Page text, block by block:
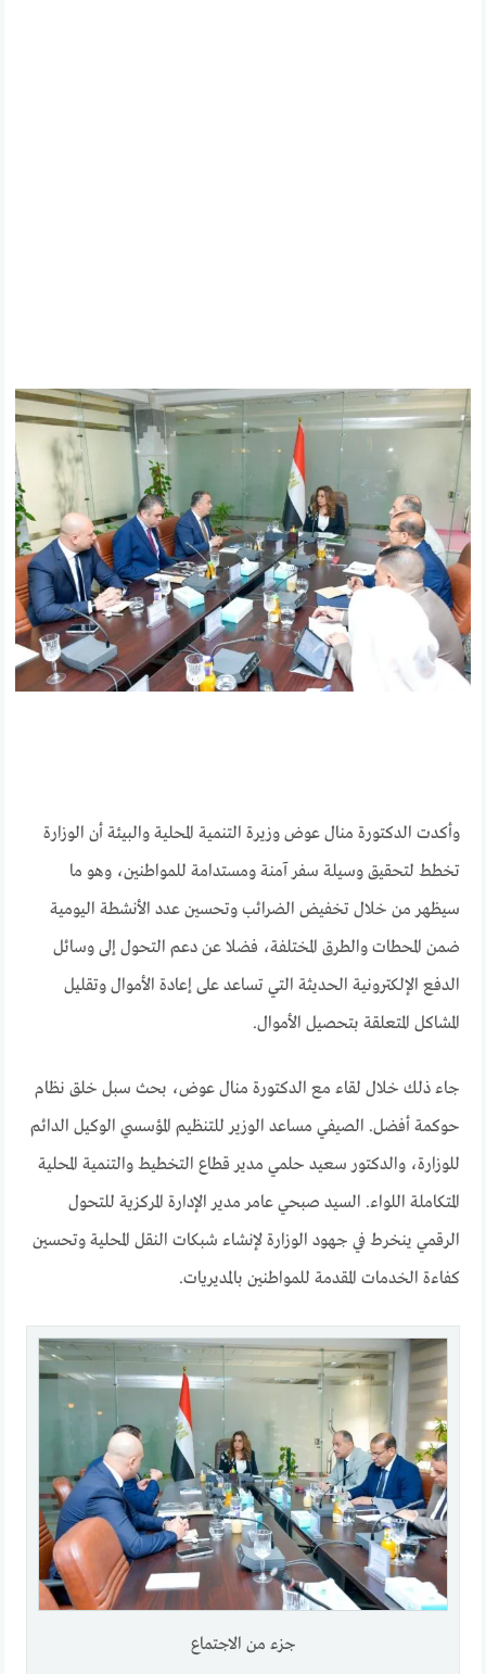
وأكدت الدكتورة منال عوض وزيرة التنمية المحلية والبيئة أن الوزارة
تخطط لتحقيق وسيلة سفر آمنة ومستدامة للمواطنين، وهو ما
سيظهر من خلال تخفيض الضرائب وتحسين عدد الأنشطة اليومية
ضمن المحطات والطرق المختلفة، فضلا عن دعم التحول إلى وسائل
الدفع الإلكترونية الحديثة التي تساعد على إعادة الأموال وتقليل
المشاكل المتعلقة بتحصيل الأموال.
جاء ذلك خلال لقاء مع الدكتورة منال عوض، بحث سبل خلق نظام
حوكمة أفضل. الصيفي مساعد الوزير للتنظيم المؤسسي الوكيل الدائم
للوزارة، والدكتور سعيد حلمي مدير قطاع التخطيط والتنمية المحلية
المتكاملة اللواء. السيد صبحي عامر مدير الإدارة المركزية للتحول
الرقمي ينخرط في جهود الوزارة لإنشاء شبكات النقل المحلية وتحسين
كفاءة الخدمات المقدمة للمواطنين بالمديريات.
جزء من الاجتماع